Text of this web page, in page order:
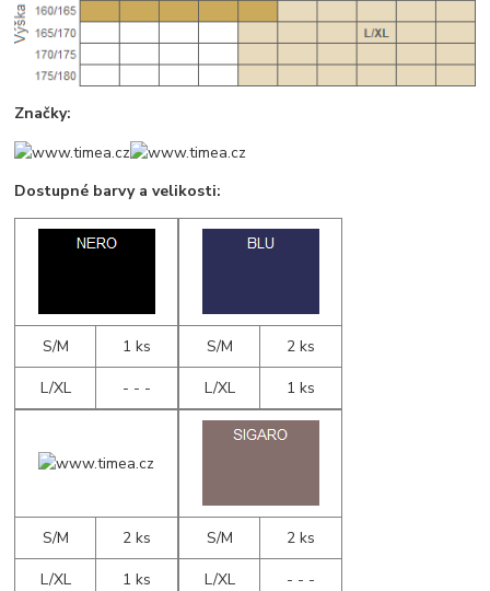
Značky:
Dostupné barvy a velikosti:
S/M
1 ks
L/XL
- - -
S/M
2 ks
L/XL
1 ks
S/M
2 ks
L/XL
1 ks
S/M
2 ks
L/XL
- - -